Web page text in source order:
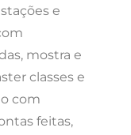
e
mostra e
classes e
com
feitas,